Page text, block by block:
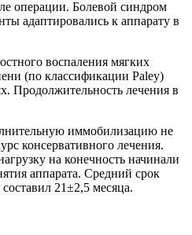
операции. Болевой синдром
адаптировались к аппарату в
воспаления мягких
(по классификации Paley)
Продолжительность лечения в
иммобилизацию не
консервативного лечения.
на конечность начинали
аппарата. Средний срок
21±2,5 месяца.